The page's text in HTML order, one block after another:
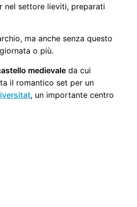
nel settore lieviti, preparati
ma anche senza questo
o più.
medievale da cui
il romantico set per un
, un importante centro